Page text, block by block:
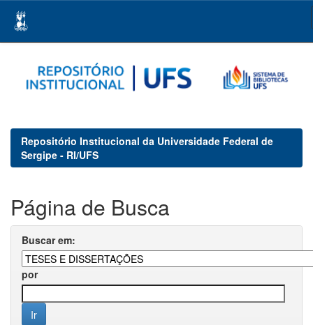
navigation
Repositório Institucional da Universidade Federal de
Sergipe - RI/UFS
Página de Busca
Buscar em:
por